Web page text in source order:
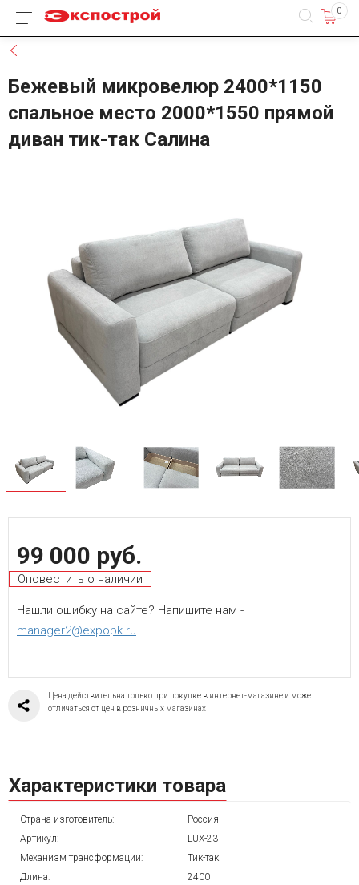
Каталог товаров 0
Бежевый микровелюр 2400*1150
спальное место 2000*1550 прямой
диван тик-так Салина
99 000 руб.
Оповестить о наличии
Нашли ошибку на сайте? Напишите нам -
manager2@expopk.ru
Цена действительна только при покупке в интернет-магазине и может
отличаться от цен в розничных магазинах
Характеристики товара
Страна изготовитель:
Россия
Артикул:
LUX-23
Механизм трансформации:
Тик-так
Длина:
2400